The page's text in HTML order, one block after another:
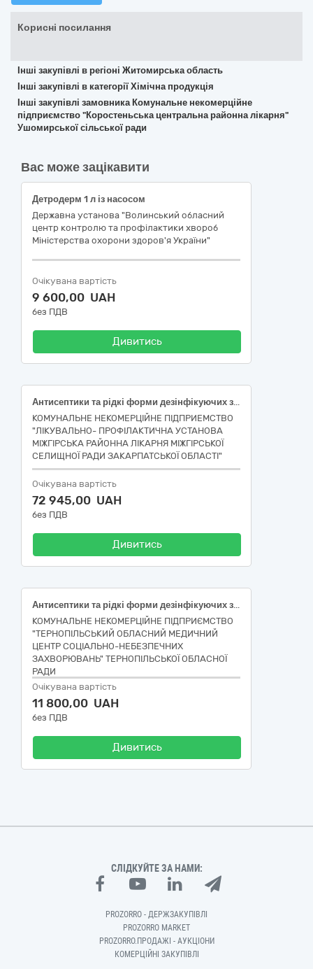
Корисні посилання
Інші закупівлі в регіоні Житомирська область
Інші закупівлі в категорії Хімічна продукція
Інші закупівлі замовника Комунальне некомерційне
підприємство "Коростеньська центральна районна лікарня"
Ушомирської сільської ради
Вас може зацікавити
Детродерм 1 л із насосом
Державна установа "Волинський обласний
центр контролю та профілактики хвороб
Міністерства охорони здоров'я України"
Очікувана вартість
9 600,00 UAH
без ПДВ
Дивитись
Антисептики та рідкі форми дезінфікуючих засобів, Антисептики та рідкі форми дезінфікуючих засобів, Дезинфекційні засоби (порошкоподібні та таблетовані), Антисептики та рідкі форми дезінфікуючих засобів
КОМУНАЛЬНЕ НЕКОМЕРЦІЙНЕ ПІДПРИЕМСТВО
"ЛІКУВАЛЬНО- ПРОФІЛАКТИЧНА УСТАНОВА
МІЖГІРСЬКА РАЙОННА ЛІКАРНЯ МІЖГІРСЬКОЇ
СЕЛИЩНОЇ РАДИ ЗАКАРПАТСЬКОЇ ОБЛАСТІ"
Очікувана вартість
72 945,00 UAH
без ПДВ
Дивитись
Антисептики та рідкі форми дезінфікуючих засобів (Максисан)
КОМУНАЛЬНЕ НЕКОМЕРЦІЙНЕ ПІДПРИЄМСТВО
"ТЕРНОПІЛЬСЬКИЙ ОБЛАСНИЙ МЕДИЧНИЙ
ЦЕНТР СОЦІАЛЬНО-НЕБЕЗПЕЧНИХ
ЗАХВОРЮВАНЬ" ТЕРНОПІЛЬСЬКОЇ ОБЛАСНОЇ
РАДИ
Очікувана вартість
11 800,00 UAH
без ПДВ
Дивитись
СЛІДКУЙТЕ ЗА НАМИ:
PROZORRO - ДЕРЖЗАКУПІВЛІ
PROZORRO MARKET
PROZORRO.ПРОДАЖІ - АУКЦІОНИ
КОМЕРЦІЙНІ ЗАКУПІВЛІ